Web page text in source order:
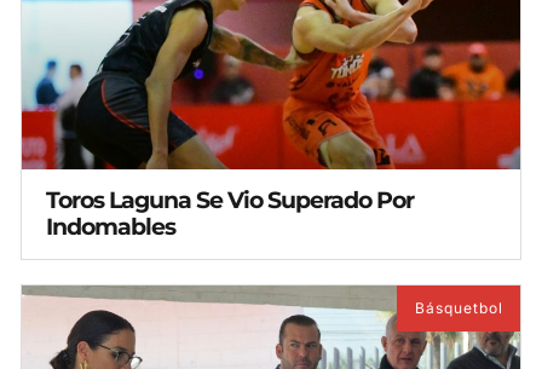
Toros Laguna Se Vio Superado Por
Indomables
Básquetbol